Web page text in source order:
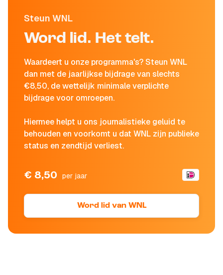
Steun WNL
Word lid. Het telt.
Waardeert u onze programma's? Steun WNL
dan met de jaarlijkse bijdrage van slechts
€8,50, de wettelijk minimale verplichte
bijdrage voor omroepen.
Hiermee helpt u ons journalistieke geluid te
behouden en voorkomt u dat WNL zijn publieke
status en zendtijd verliest.
€ 8,50 per jaar
Word lid van WNL